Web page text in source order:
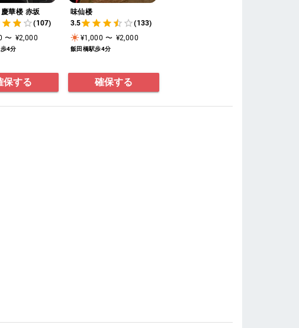
華楼 赤坂
(107)
〜 ¥2,000
4分
保する
味仙楼
3.5
(133)
¥1,000 〜 ¥2,000
飯田橋駅歩4分
確保する